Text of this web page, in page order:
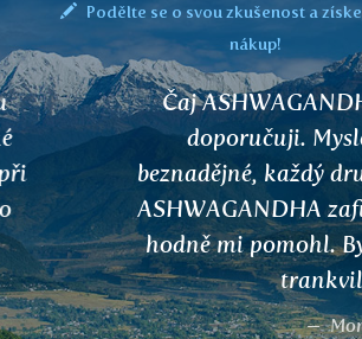
Podělte se o svou zkušenost a
nákup!
Čaj ASHWAGANDHA na
doporučuji. Myslel jsem,
beznadějné, každý druhý den
ASHWAGANDHA
hodně mi pomohl. Bylo to
trankvilizéry!
Monika